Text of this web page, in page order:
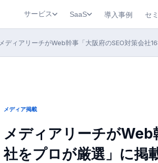
サービス SaaS 導入事例 セ
メディアリーチがWeb幹事「大阪府のSEO対策会社
メディア掲載
メディアリーチがWeb
社をプロが厳選」に掲